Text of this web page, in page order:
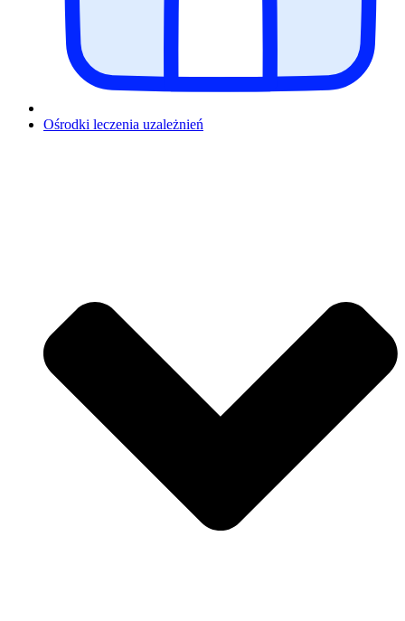
Ośrodki leczenia uzależnień